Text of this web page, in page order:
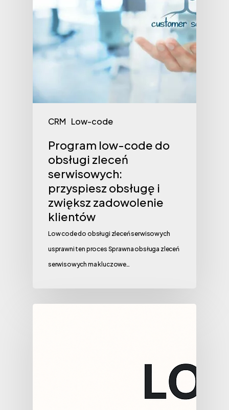
CRM Low-code
Program low-code do
obsługi zleceń
serwisowych:
przyspiesz obsługę i
zwiększ zadowolenie
klientów
Low code do obsługi zleceń serwisowych
usprawni ten proces Sprawna obsługa zleceń
serwisowych ma kluczowe…